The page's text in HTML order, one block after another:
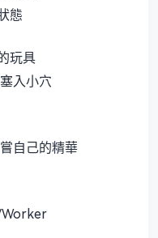
態
玩具
入小穴
自己的精華
Worker